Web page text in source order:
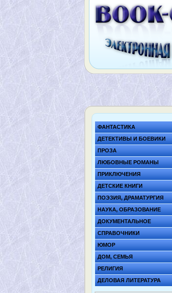
ФАНТАСТИКА
ДЕТЕКТИВЫ И БОЕВИКИ
ПРОЗА
ЛЮБОВНЫЕ РОМАНЫ
ПРИКЛЮЧЕНИЯ
ДЕТСКИЕ КНИГИ
ПОЭЗИЯ, ДРАМАТУРГИЯ
НАУКА, ОБРАЗОВАНИЕ
ДОКУМЕНТАЛЬНОЕ
СПРАВОЧНИКИ
ЮМОР
ДОМ, СЕМЬЯ
РЕЛИГИЯ
ДЕЛОВАЯ ЛИТЕРАТУРА